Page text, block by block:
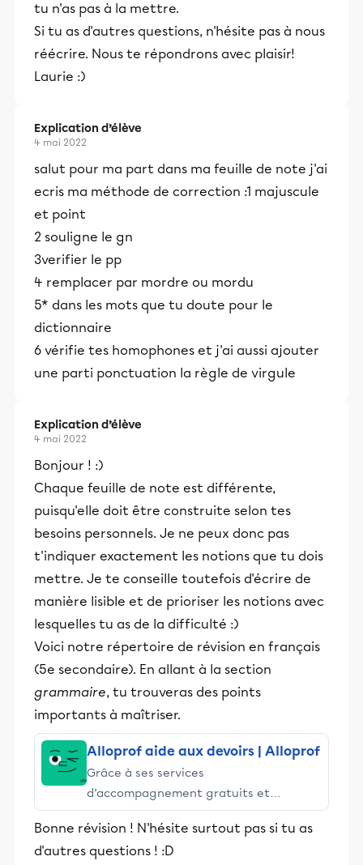
tu n'as pas à la mettre.
Si tu as d'autres questions, n'hésite pas à nous
réécrire. Nous te répondrons avec plaisir!
Laurie :)
Explication d’élève
4 mai 2022
salut pour ma part dans ma feuille de note j'ai
ecris ma méthode de correction :1 majuscule
et point
2 souligne le gn
3verifier le pp
4 remplacer par mordre ou mordu
5* dans les mots que tu doute pour le
dictionnaire
6 vérifie tes homophones et j'ai aussi ajouter
une parti ponctuation la règle de virgule
Explication d’élève
4 mai 2022
Bonjour ! :)
Chaque feuille de note est différente,
puisqu'elle doit être construite selon tes
besoins personnels. Je ne peux donc pas
t'indiquer exactement les notions que tu dois
mettre. Je te conseille toutefois d'écrire de
manière lisible et de prioriser les notions avec
lesquelles tu as de la difficulté :)
Voici notre répertoire de révision en français
(5e secondaire). En allant à la section
grammaire, tu trouveras des points
importants à maîtriser.
Alloprof aide aux devoirs | Alloprof
Grâce à ses services
d’accompagnement gratuits et
stimulants, Alloprof engage les élèves
et leurs parents dans la réussite
éducative.
Bonne révision ! N'hésite surtout pas si tu as
d'autres questions ! :D